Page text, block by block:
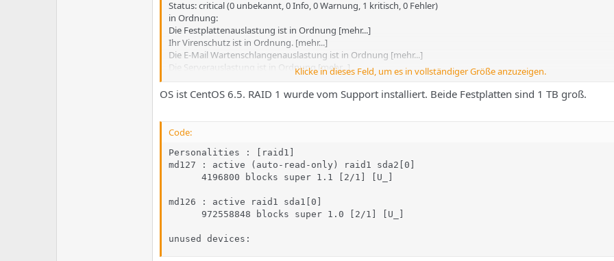
Status: critical (0 unbekannt, 0 Info, 0 Warnung, 1 kritisch, 0 Fehler)
in Ordnung:
Die Festplattenauslastung ist in Ordnung [mehr...]
Ihr Virenschutz ist in Ordnung. [mehr...]
Die E-Mail Wartenschlangenauslastung ist in Ordnung [mehr...]
Die Serverauslastung ist in Ordnung [mehr...]
Das System Protokoll ist in Ordnung [mehr...]
Das RAID hat eine DEFEKTE Festplatte. Bitte schnellstmöglich ersetzen! [mehr...]
Klicke in dieses Feld, um es in vollständiger Größe anzuzeigen.
OS ist CentOS 6.5. RAID 1 wurde vom Support installiert. Beide Festplatten sind 1 TB groß.
Code:
Personalities : [raid1]
md127 : active (auto-read-only) raid1 sda2[0]
      4196800 blocks super 1.1 [2/1] [U_]
md126 : active raid1 sda1[0]
      972558848 blocks super 1.0 [2/1] [U_]
unused devices: